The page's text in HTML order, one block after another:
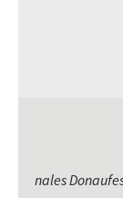
nales